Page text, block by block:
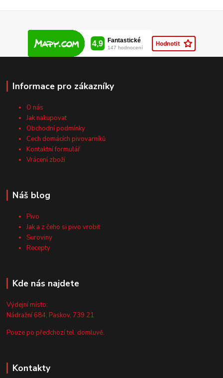
Informace pro zákazníky
O nás
Jak nakupovat
Obchodní podmínky
Cech domácích pivovarníků
Kontaktní formulář
Vrácení zboží
Náš blog
Pivo
Jak a z čeho si pivo vrobit
Suroviny
Recepty
Kde nás najdete
Výdejní místo:
Nádražní 684, Paskov, 739 21
Pouze po předchozí tel. domluvě.
Kontakty